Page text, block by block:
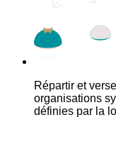
Répartir et
organisations
définies par la